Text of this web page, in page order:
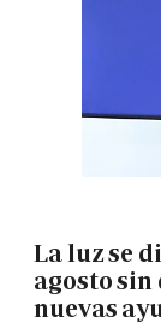
La luz se
agosto sin
nuevas